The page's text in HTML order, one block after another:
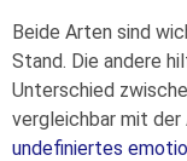
Beide Arten sind
Stand. Die andere
Unterschied
vergleichbar mit der
undefiniertes